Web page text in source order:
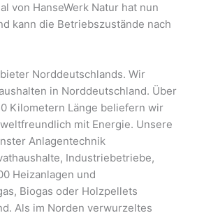
von HanseWerk Natur hat nun
kann die Betriebszustände nach
Norddeutschlands. Wir
in Norddeutschland. Über
Kilometern Länge beliefern wir
mit Energie. Unsere
Anlagentechnik
Industriebetriebe,
Heizanlagen und
Biogas oder Holzpellets
Als im Norden verwurzeltes